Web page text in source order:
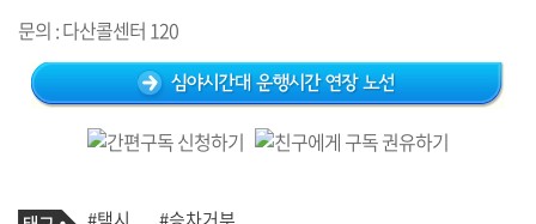
문의 : 다산콜센터 120
기
태